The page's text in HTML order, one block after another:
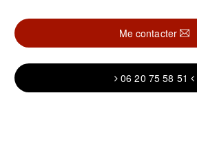
Me contacter
06 20 75 58 51